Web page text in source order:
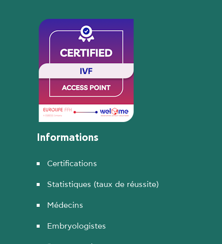
Informations
Certifications
Statistiques (taux de réussite)
Médecins
Embryologistes